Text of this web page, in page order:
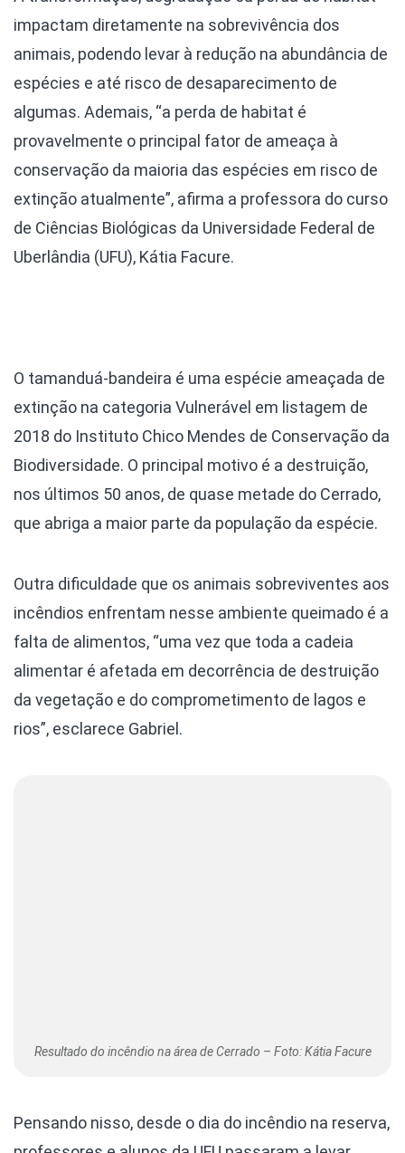
impactam diretamente na sobrevivência dos
animais, podendo levar à redução na abundância de
espécies e até risco de desaparecimento de
algumas. Ademais, “a perda de habitat é
provavelmente o principal fator de ameaça à
conservação da maioria das espécies em risco de
extinção atualmente”, afirma a professora do curso
de Ciências Biológicas da Universidade Federal de
Uberlândia (UFU), Kátia Facure.
O tamanduá-bandeira é uma espécie ameaçada de
extinção na categoria Vulnerável em listagem de
2018 do Instituto Chico Mendes de Conservação da
Biodiversidade. O principal motivo é a destruição,
nos últimos 50 anos, de quase metade do Cerrado,
que abriga a maior parte da população da espécie.
Outra dificuldade que os animais sobreviventes aos
incêndios enfrentam nesse ambiente queimado é a
falta de alimentos, “uma vez que toda a cadeia
alimentar é afetada em decorrência de destruição
da vegetação e do comprometimento de lagos e
rios”, esclarece Gabriel.
Resultado do incêndio na área de Cerrado – Foto: Kátia Facure
Pensando nisso, desde o dia do incêndio na reserva,